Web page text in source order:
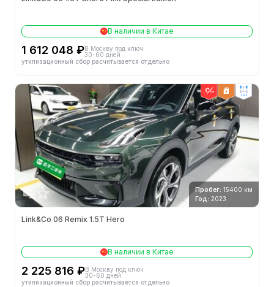
В наличии в Китае
1 612 048 ₽В Москву под ключ
30-60 дней
утилизационный сбор расчитывается отдельно
2wd
Пробег: 15400 км
Год: 2023
Link&Co 06 Remix 1.5T Hero
В наличии в Китае
2 225 816 ₽В Москву под ключ
30-60 дней
утилизационный сбор расчитывается отдельно